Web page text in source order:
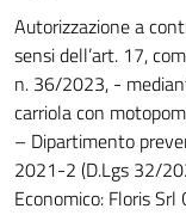
Autorizzazione a
sensi dell’art. 17,
n. 36/2023, -
carriola con
– Dipartimento
2021-2 (D.Lgs 32/
Economico: Floris Srl